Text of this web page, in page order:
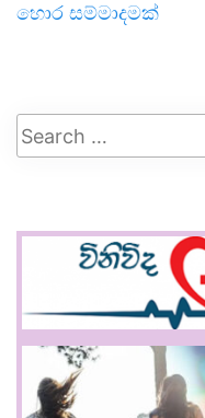
හොර සම්මාදමක්